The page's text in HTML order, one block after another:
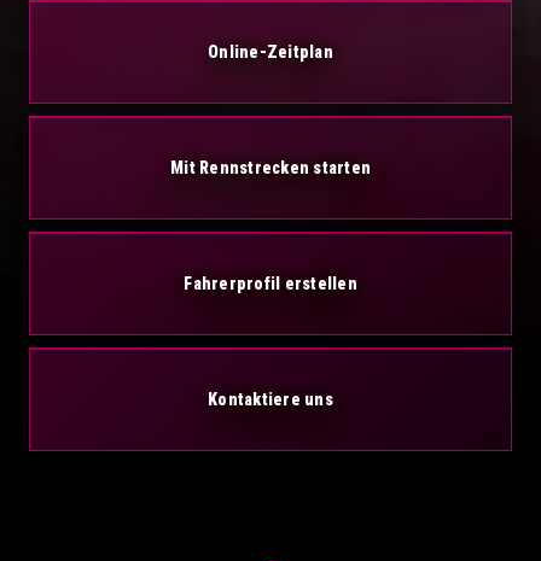
Online-Zeitplan
Mit Rennstrecken starten
Fahrerprofil erstellen
Kontaktiere uns